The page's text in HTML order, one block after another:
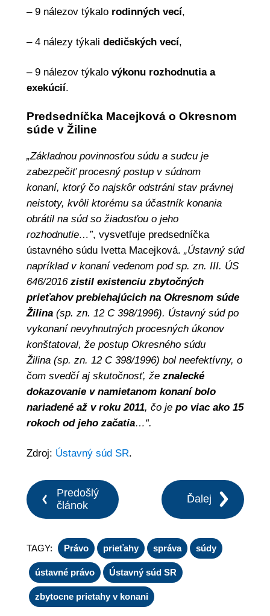
– 9 nálezov týkalo rodinných vecí,
– 4 nálezy týkali dedičských vecí,
– 9 nálezov týkalo výkonu rozhodnutia a
exekúcií.
Predsedníčka Macejková o Okresnom
súde v Žiline
„Základnou povinnosťou súdu a sudcu je
zabezpečiť procesný postup v súdnom
konaní, ktorý čo najskôr odstráni stav právnej
neistoty, kvôli ktorému sa účastník konania
obrátil na súd so žiadosťou o jeho
rozhodnutie…”, vysvetľuje predsedníčka
ústavného súdu Ivetta Macejková. „Ústavný súd
napríklad v konaní vedenom pod sp. zn. III. ÚS
646/2016zistil existenciu zbytočných
prieťahov prebiehajúcich na Okresnom súde
Žilina(sp. zn. 12 C 398/1996). Ústavný súd po
vykonaní nevyhnutných procesných úkonov
konštatoval, že postup Okresného súdu
Žilina (sp. zn. 12 C 398/1996) bol neefektívny, o
čom svedčí aj skutočnosť, že znalecké
dokazovanie v namietanom konaní bolo
nariadené až v roku 2011, čo jepo viac ako 15
rokoch od jeho začatia…“.
Zdroj: Ústavný súd SR.
Predošlý
článok
Ďalej
TAGY: Právo prieťahy správa súdy
ústavné právo Ústavný súd SR
zbytocne prietahy v konani